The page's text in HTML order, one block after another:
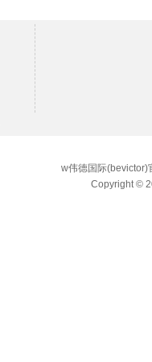
w伟德国际(bevictor)
Copyright ©